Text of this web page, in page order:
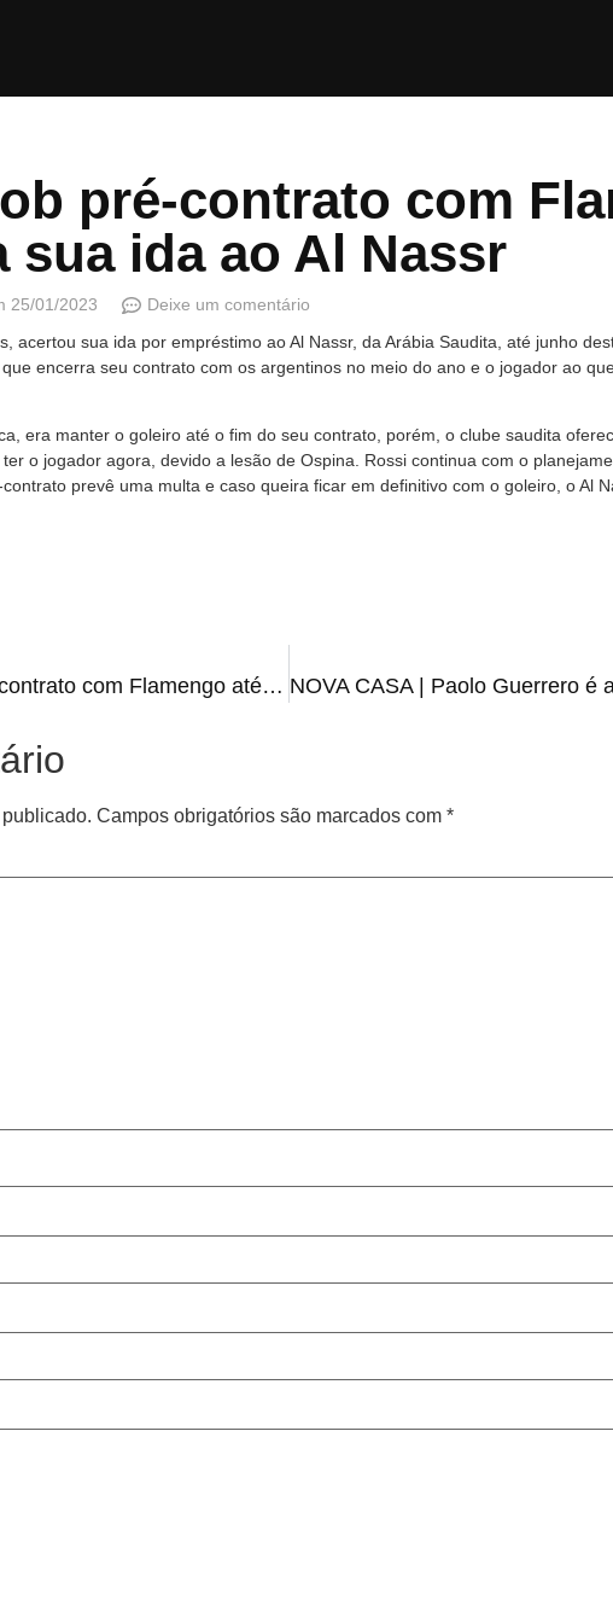
pré-contrato com
sua ida ao Al Nassr
25/01/2023
Deixe um comentário
acertou sua ida por empréstimo ao Al Nassr, da Arábia Saudita, até junho
encerra seu contrato com os argentinos no meio do ano e o jogador ao
era manter o goleiro até o fim do seu contrato, porém, o clube saudita
o jogador agora, devido a lesão de Ospina. Rossi continua com o
prevê uma multa e caso queira ficar em definitivo com o goleiro, o Al
RENOVOU | Pedro renova contrato com Flamengo até 2027
Campos obrigatórios são marcados com *